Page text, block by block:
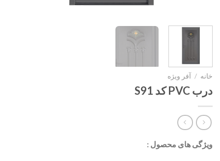
خانه / آفر ویژه
درب PVC کد S91
ویژگی های محصول :